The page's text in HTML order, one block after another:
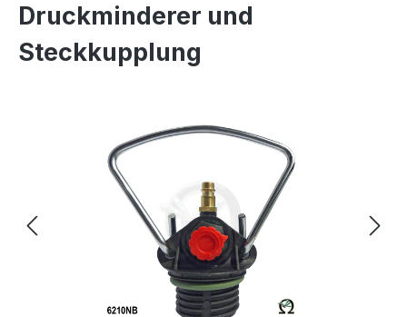
Druckminderer und
Steckkupplung
Bildergalerie überspringen